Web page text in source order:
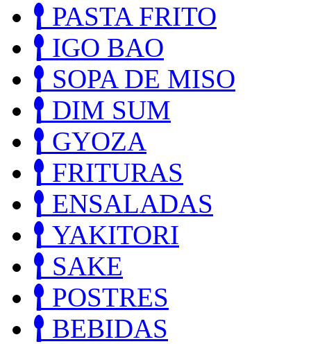
PASTA FRITO
IGO BAO
SOPA DE MISO
DIM SUM
GYOZA
FRITURAS
ENSALADAS
YAKITORI
SAKE
POSTRES
BEBIDAS